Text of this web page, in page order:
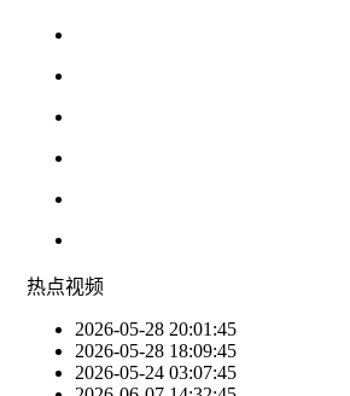
热点视频
2026-05-28 20:01:45
2026-05-28 18:09:45
2026-05-24 03:07:45